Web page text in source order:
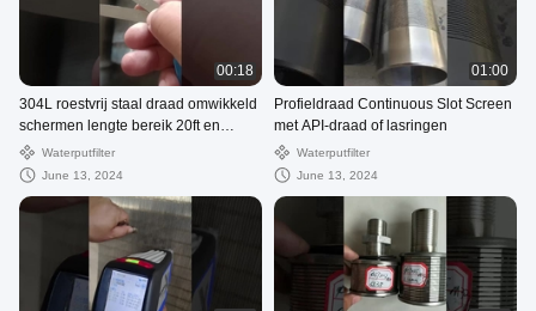
00:18
304L roestvrij staal draad omwikkeld
schermen lengte bereik 20ft en
duplex roestvrij staal 2205
Waterputfilter
June 13, 2024
01:00
Profieldraad Continuous Slot Screen
met API-draad of lasringen
Waterputfilter
June 13, 2024